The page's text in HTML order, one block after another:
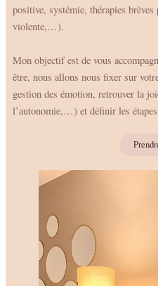
positive, systémie, thérapies
violente,…).
Mon objectif est de vous
être, nous allons nous fixer sur
gestion des émotion, retrouver la
l’autonomie,…) et définir les étapes